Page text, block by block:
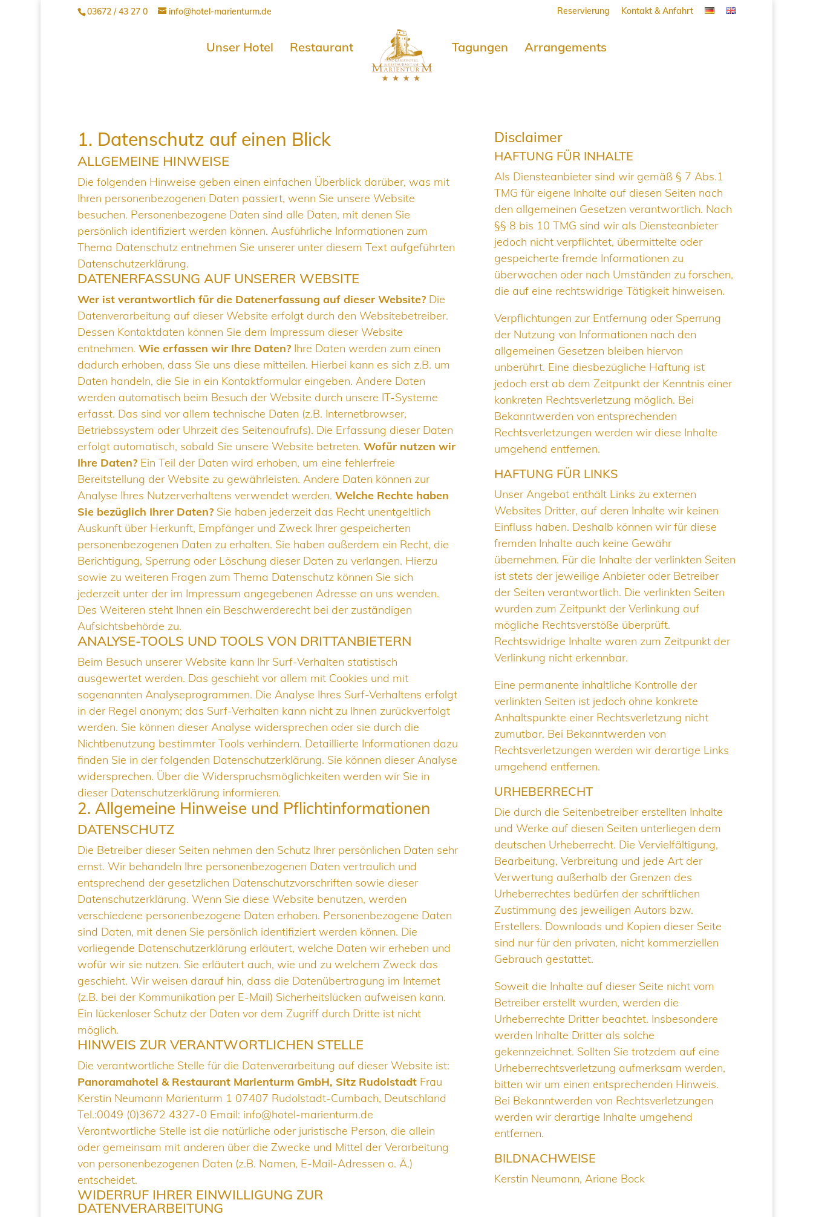
03672 / 43 27 0 info@hotel-marienturm.de Reservierung Kontakt & Anfahrt
Unser Hotel Restaurant Tagungen Arrangements
1. Datenschutz auf einen Blick
ALLGEMEINE HINWEISE
Die folgenden Hinweise geben einen einfachen Überblick darüber, was mit
Ihren personenbezogenen Daten passiert, wenn Sie unsere Website
besuchen. Personenbezogene Daten sind alle Daten, mit denen Sie
persönlich identifiziert werden können. Ausführliche Informationen zum
Thema Datenschutz entnehmen Sie unserer unter diesem Text aufgeführten
Datenschutzerklärung.
DATENERFASSUNG AUF UNSERER WEBSITE
Wer ist verantwortlich für die Datenerfassung auf dieser Website?Die
Datenverarbeitung auf dieser Website erfolgt durch den Websitebetreiber.
Dessen Kontaktdaten können Sie dem Impressum dieser Website
entnehmen. Wie erfassen wir Ihre Daten?Ihre Daten werden zum einen
dadurch erhoben, dass Sie uns diese mitteilen. Hierbei kann es sich z.B. um
Daten handeln, die Sie in ein Kontaktformular eingeben. Andere Daten
werden automatisch beim Besuch der Website durch unsere IT-Systeme
erfasst. Das sind vor allem technische Daten (z.B. Internetbrowser,
Betriebssystem oder Uhrzeit des Seitenaufrufs). Die Erfassung dieser Daten
erfolgt automatisch, sobald Sie unsere Website betreten. Wofür nutzen wir
Ihre Daten?Ein Teil der Daten wird erhoben, um eine fehlerfreie
Bereitstellung der Website zu gewährleisten. Andere Daten können zur
Analyse Ihres Nutzerverhaltens verwendet werden. Welche Rechte haben
Sie bezüglich Ihrer Daten?Sie haben jederzeit das Recht unentgeltlich
Auskunft über Herkunft, Empfänger und Zweck Ihrer gespeicherten
personenbezogenen Daten zu erhalten. Sie haben außerdem ein Recht, die
Berichtigung, Sperrung oder Löschung dieser Daten zu verlangen. Hierzu
sowie zu weiteren Fragen zum Thema Datenschutz können Sie sich
jederzeit unter der im Impressum angegebenen Adresse an uns wenden.
Des Weiteren steht Ihnen ein Beschwerderecht bei der zuständigen
Aufsichtsbehörde zu.
ANALYSE-TOOLS UND TOOLS VON DRITTANBIETERN
Beim Besuch unserer Website kann Ihr Surf-Verhalten statistisch
ausgewertet werden. Das geschieht vor allem mit Cookies und mit
sogenannten Analyseprogrammen. Die Analyse Ihres Surf-Verhaltens erfolgt
in der Regel anonym; das Surf-Verhalten kann nicht zu Ihnen zurückverfolgt
werden. Sie können dieser Analyse widersprechen oder sie durch die
Nichtbenutzung bestimmter Tools verhindern. Detaillierte Informationen dazu
finden Sie in der folgenden Datenschutzerklärung. Sie können dieser Analyse
widersprechen. Über die Widerspruchsmöglichkeiten werden wir Sie in
dieser Datenschutzerklärung informieren.
2. Allgemeine Hinweise und Pflichtinformationen
DATENSCHUTZ
Die Betreiber dieser Seiten nehmen den Schutz Ihrer persönlichen Daten sehr
ernst. Wir behandeln Ihre personenbezogenen Daten vertraulich und
entsprechend der gesetzlichen Datenschutzvorschriften sowie dieser
Datenschutzerklärung. Wenn Sie diese Website benutzen, werden
verschiedene personenbezogene Daten erhoben. Personenbezogene Daten
sind Daten, mit denen Sie persönlich identifiziert werden können. Die
vorliegende Datenschutzerklärung erläutert, welche Daten wir erheben und
wofür wir sie nutzen. Sie erläutert auch, wie und zu welchem Zweck das
geschieht. Wir weisen darauf hin, dass die Datenübertragung im Internet
(z.B. bei der Kommunikation per E-Mail) Sicherheitslücken aufweisen kann.
Ein lückenloser Schutz der Daten vor dem Zugriff durch Dritte ist nicht
möglich.
HINWEIS ZUR VERANTWORTLICHEN STELLE
Die verantwortliche Stelle für die Datenverarbeitung auf dieser Website ist:
Panoramahotel & Restaurant Marienturm GmbH, Sitz Rudolstadt Frau
Kerstin Neumann Marienturm 1 07407 Rudolstadt-Cumbach, Deutschland
Tel.:0049 (0)3672 4327-0 Email: info@hotel-marienturm.de
Verantwortliche Stelle ist die natürliche oder juristische Person, die allein
oder gemeinsam mit anderen über die Zwecke und Mittel der Verarbeitung
von personenbezogenen Daten (z.B. Namen, E-Mail-Adressen o. Ä.)
entscheidet.
WIDERRUF IHRER EINWILLIGUNG ZUR
DATENVERARBEITUNG
Disclaimer
HAFTUNG FÜR INHALTE
Als Diensteanbieter sind wir gemäß § 7 Abs.1
TMG für eigene Inhalte auf diesen Seiten nach
den allgemeinen Gesetzen verantwortlich. Nach
§§ 8 bis 10 TMG sind wir als Diensteanbieter
jedoch nicht verpflichtet, übermittelte oder
gespeicherte fremde Informationen zu
überwachen oder nach Umständen zu forschen,
die auf eine rechtswidrige Tätigkeit hinweisen.
Verpflichtungen zur Entfernung oder Sperrung
der Nutzung von Informationen nach den
allgemeinen Gesetzen bleiben hiervon
unberührt. Eine diesbezügliche Haftung ist
jedoch erst ab dem Zeitpunkt der Kenntnis einer
konkreten Rechtsverletzung möglich. Bei
Bekanntwerden von entsprechenden
Rechtsverletzungen werden wir diese Inhalte
umgehend entfernen.
HAFTUNG FÜR LINKS
Unser Angebot enthält Links zu externen
Websites Dritter, auf deren Inhalte wir keinen
Einfluss haben. Deshalb können wir für diese
fremden Inhalte auch keine Gewähr
übernehmen. Für die Inhalte der verlinkten Seiten
ist stets der jeweilige Anbieter oder Betreiber
der Seiten verantwortlich. Die verlinkten Seiten
wurden zum Zeitpunkt der Verlinkung auf
mögliche Rechtsverstöße überprüft.
Rechtswidrige Inhalte waren zum Zeitpunkt der
Verlinkung nicht erkennbar.
Eine permanente inhaltliche Kontrolle der
verlinkten Seiten ist jedoch ohne konkrete
Anhaltspunkte einer Rechtsverletzung nicht
zumutbar. Bei Bekanntwerden von
Rechtsverletzungen werden wir derartige Links
umgehend entfernen.
URHEBERRECHT
Die durch die Seitenbetreiber erstellten Inhalte
und Werke auf diesen Seiten unterliegen dem
deutschen Urheberrecht. Die Vervielfältigung,
Bearbeitung, Verbreitung und jede Art der
Verwertung außerhalb der Grenzen des
Urheberrechtes bedürfen der schriftlichen
Zustimmung des jeweiligen Autors bzw.
Erstellers. Downloads und Kopien dieser Seite
sind nur für den privaten, nicht kommerziellen
Gebrauch gestattet.
Soweit die Inhalte auf dieser Seite nicht vom
Betreiber erstellt wurden, werden die
Urheberrechte Dritter beachtet. Insbesondere
werden Inhalte Dritter als solche
gekennzeichnet. Sollten Sie trotzdem auf eine
Urheberrechtsverletzung aufmerksam werden,
bitten wir um einen entsprechenden Hinweis.
Bei Bekanntwerden von Rechtsverletzungen
werden wir derartige Inhalte umgehend
entfernen.
BILDNACHWEISE
Kerstin Neumann, Ariane Bock